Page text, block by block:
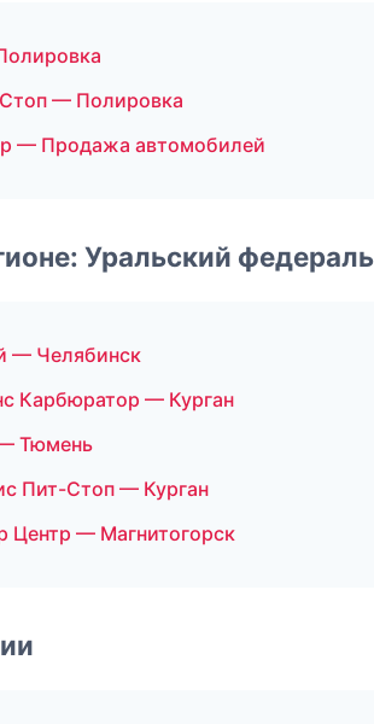
— Полировка
— Продажа автомобилей
Уральский
— Челябинск
Карбюратор — Курган
Тюмень
Пит-Стоп — Курган
Центр — Магнитогорск